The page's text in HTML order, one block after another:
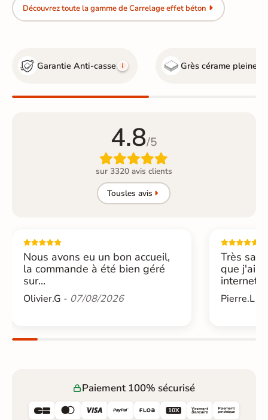
Découvrez toute la gamme de Carrelage effet béton
Garantie Anti-casse Grès cérame pleine
4.8/5

sur 3320 avis clients
Tousles avis
Nous avons eu un bon accueil,
la commande à été bien géré
sur...
Olivier.G - 07/08/2026
Très
que j'ai
internet....
Pierre.L -
Paiement 100% sécurisé
     